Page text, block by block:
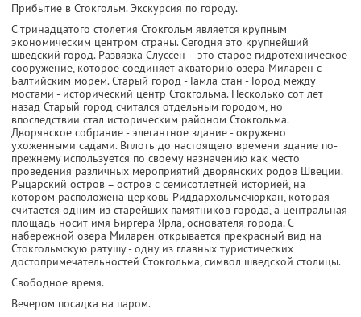
Прибытие в Стокгольм. Экскурсия по городу.
С тринадцатого столетия Стокгольм является крупным
экономическим центром страны. Сегодня это крупнейший
шведский город. Развязка Слуссен – это старое гидротехническое
сооружение, которое соединяет акваторию озера Миларен с
Балтийским морем. Старый город - Гамла стан - Город между
мостами - исторический центр Стокгольма. Несколько сот лет
назад Старый город считался отдельным городом, но
впоследствии стал историческим районом Стокгольма.
Дворянское собрание - элегантное здание - окружено
ухоженными садами. Вплоть до настоящего времени здание по-
прежнему используется по своему назначению как место
проведения различных мероприятий дворянских родов Швеции.
Рыцарский остров – остров с семисотлетней историей, на
котором расположена церковь Риддархольмсчюркан, которая
считается одним из старейших памятников города, а центральная
площадь носит имя Биргера Ярла, основателя города. С
набережной озера Миларен открывается прекрасный вид на
Стокгольмскую ратушу - одну из главных туристических
достопримечательностей Стокгольма, символ шведской столицы.
Свободное время.
Вечером посадка на паром.